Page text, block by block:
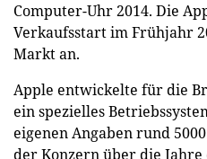
Computer-Uhr 2014. Die
Verkaufsstart im Frühjahr
Markt an.
Apple entwickelte für die
ein spezielles
eigenen Angaben rund
der Konzern über die